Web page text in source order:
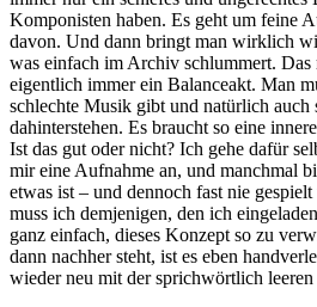
Komponisten haben. Es geht um feine
davon. Und dann bringt man wirklich
was einfach im Archiv schlummert. Das
eigentlich immer ein Balanceakt. Man
schlechte Musik gibt und natürlich auch
dahinterstehen. Es braucht so eine
Ist das gut oder nicht? Ich gehe dafür
mir eine Aufnahme an, und manchmal
etwas ist – und dennoch fast nie
muss ich demjenigen, den ich
ganz einfach, dieses Konzept so zu
dann nachher steht, ist es eben
wieder neu mit der sprichwörtlich